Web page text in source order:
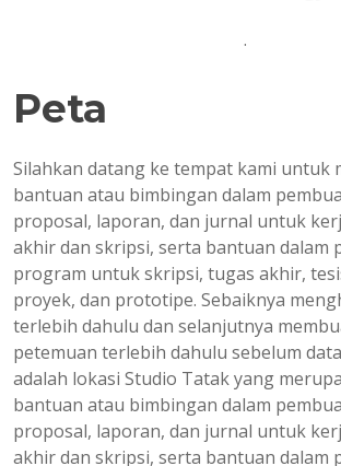
.
Peta
Silahkan datang ke tempat kami untuk
bantuan atau bimbingan dalam
proposal, laporan, dan jurnal untuk
akhir dan skripsi, serta bantuan dalam
program untuk skripsi, tugas akhir,
proyek, dan prototipe. Sebaiknya
terlebih dahulu dan selanjutnya
petemuan terlebih dahulu sebelum
adalah lokasi Studio Tatak yang
bantuan atau bimbingan dalam
proposal, laporan, dan jurnal untuk
akhir dan skripsi, serta bantuan dalam